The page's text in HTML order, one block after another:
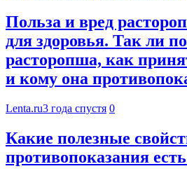
Польза и вред
для здоровья. Так ли
расторопша, как
и кому она
Lenta.ru3 года спустя 0
Какие полезные
противопоказания